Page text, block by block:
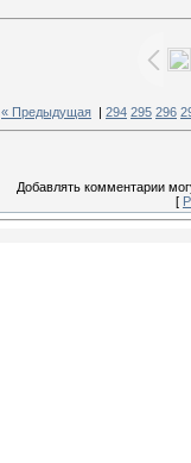
« Предыдущая 294 295 296
Добавлять комментарии
[